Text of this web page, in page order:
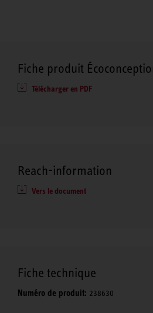
Fiche produit
Télécharger en PDF
Reach-information
Vers le document
Fiche technique
Numéro de produit: 238630